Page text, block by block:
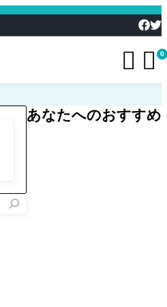
  0
あなたへのおすすめ